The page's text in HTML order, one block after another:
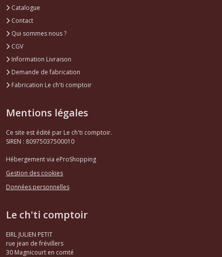
Catalogue
Contact
Qui sommes nous ?
CGV
Information Livraison
Demande de fabrication
Fabrication Le ch'ti comptoir
Mentions légales
Ce site est édité par Le ch'ti comptoir.
SIREN : 80975037500010
Hébergement via eProShopping
Gestion des cookies
Données personnelles
Le ch'ti comptoir
EIRL JULIEN PETIT
rue jean de frévillers
30 Magnicourt en comté